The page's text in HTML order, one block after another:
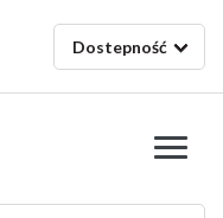
Dostepność